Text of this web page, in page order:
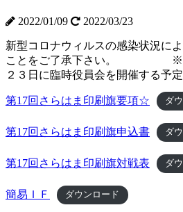
2022/01/09 2022/03/23
新型コロナウィルスの感染状況に
ことをご了承下さい。 ※開
２３日に臨時役員会を開催する予定
第17回さらはま印刷旗要項☆ ダ
第17回さらはま印刷旗申込書 ダ
第17回さらはま印刷旗対戦表 ダ
簡易ＩＦ ダウンロード